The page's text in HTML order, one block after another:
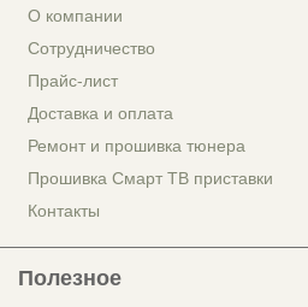
О компании
Сотрудничество
Прайс-лист
Доставка и оплата
Ремонт и прошивка тюнера
Прошивка Смарт ТВ приставки
Контакты
Полезное